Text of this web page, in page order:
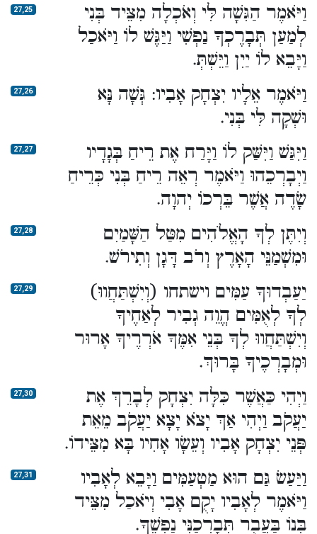
27,25
וַיֹּאמֶר הַגִּשָׁה לִּי וְאֹכְלָה מִצֵּיד בְּנִי
לְמַעַן תְּבָרֶכְךָ נַפְשִׁי וַיַּגֶּשׁ לוֹ וַיֹּאכַל
וַיָּבֵא לוֹ יַיִן וַיֵּשְׁתְּ.
27,26
וַיֹּאמֶר אֵלָיו יִצְחָק אָבִיו: גְּשָׁה נָּא
וּשְׁקָה לִּי בְּנִי.
27,27
וַיִּגַּשׁ וַיִּשַּׁק לוֹ וַיָּרַח אֶת רֵיחַ בְּגָדָיו
וַיְבָרְכֵהוּ וַיֹּאמֶר רְאֵה רֵיחַ בְּנִי כְּרֵיחַ
שָׂדֶה אֲשֶׁר בֵּרְכוֹ יְהוָה.
27,28
וְיִתֶּן לְךָ הָאֱלֹהִים מִטַּל הַשָּׁמַיִם
וּמִשְׁמַנֵּי הָאָרֶץ וְרֹב דָּגָן וְתִירֹשׁ.
27,29
יַעַבְדוּךָ עַמִּים וישתחו (וְיִשְׁתַּחֲווּ)
לְךָ לְאֻמִּים הֱוֵה גְבִיר לְאַחֶיךָ
וְיִשְׁתַּחֲווּ לְךָ בְּנֵי אִמֶּךָ אֹרְרֶיךָ אָרוּר
וּמְבָרְכֶיךָ בָּרוּךְ.
27,30
וַיְהִי כַּאֲשֶׁר כִּלָּה יִצְחָק לְבָרֵךְ אֶת
יַעֲקֹב וַיְהִי אַךְ יָצֹא יָצָא יַעֲקֹב מֵאֵת
פְּנֵי יִצְחָק אָבִיו וְעֵשָׂו אָחִיו בָּא מִצֵּידוֹ.
27,31
וַיַּעַשׂ גַּם הוּא מַטְעַמִּים וַיָּבֵא לְאָבִיו
וַיֹּאמֶר לְאָבִיו יָקֻם אָבִי וְיֹאכַל מִצֵּיד
בְּנוֹ בַּעֲבֻר תְּבָרְכַנִּי נַפְשֶׁךָ.